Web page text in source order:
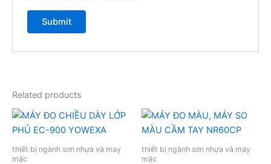
Related products
thiết bị ngành sơn nhựa và may
mặc
thiết bị ngành sơn nhựa và may
mặc